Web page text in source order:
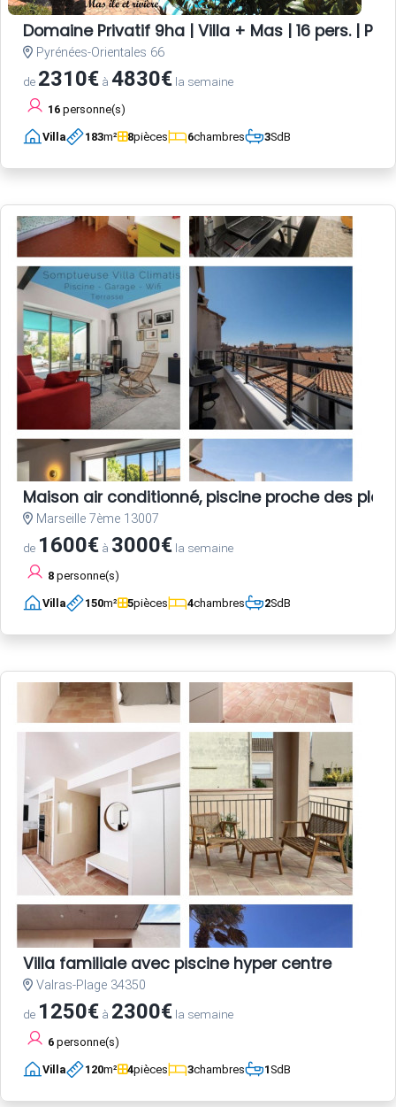
Domaine Privatif 9ha | Villa + Mas | 16 pers. |
Pyrénées-Orientales 66
de 2310€ à 4830€ la semaine
16 personne(s)
Villa 183m² 8pièces 6chambres 3SdB
Maison air conditionné, piscine proche des
Marseille 7ème 13007
de 1600€ à 3000€ la semaine
8 personne(s)
Villa 150m² 5pièces 4chambres 2SdB
Villa familiale avec piscine hyper centre
Valras-Plage 34350
de 1250€ à 2300€ la semaine
6 personne(s)
Villa 120m² 4pièces 3chambres 1SdB